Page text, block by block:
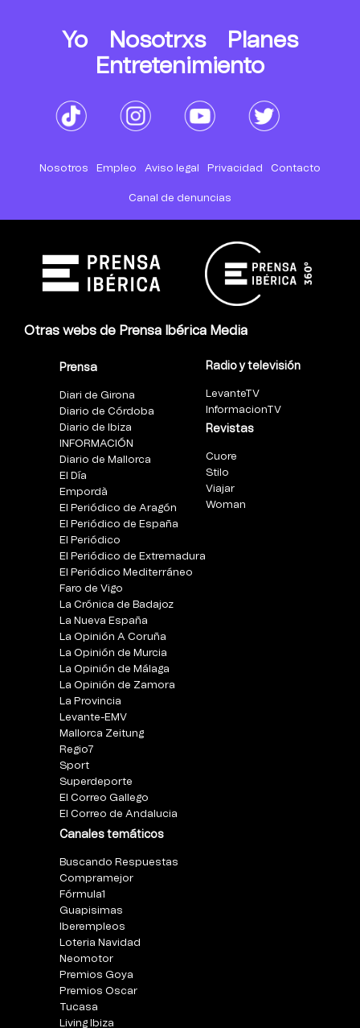
Yo Nosotrxs
Planes
Entretenimiento
Nosotros Empleo Aviso legal Privacidad Contacto
Canal de denuncias
Otras webs de Prensa Ibérica Media
Prensa
Diari de Girona
Diario de Córdoba
Diario de Ibiza
INFORMACIÓN
Diario de Mallorca
El Día
Empordà
El Periódico de Aragón
El Periódico de España
El Periódico
El Periódico de Extremadura
El Periódico Mediterráneo
Faro de Vigo
La Crónica de Badajoz
La Nueva España
La Opinión A Coruña
La Opinión de Murcia
La Opinión de Málaga
La Opinión de Zamora
La Provincia
Levante-EMV
Mallorca Zeitung
Regio7
Sport
Superdeporte
El Correo Gallego
El Correo de Andalucia
Canales temáticos
Buscando Respuestas
Compramejor
Fórmula1
Guapisimas
Iberempleos
Loteria Navidad
Neomotor
Premios Goya
Premios Oscar
Tucasa
Living Ibiza
Radio y televisión
LevanteTV
InformacionTV
Revistas
Cuore
Stilo
Viajar
Woman